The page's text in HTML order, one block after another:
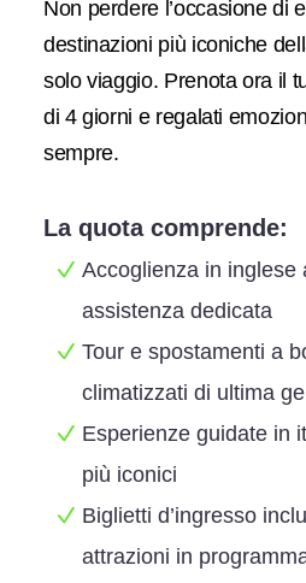
Non perdere l’occasione di
destinazioni più iconiche
solo viaggio. Prenota ora il
di 4 giorni e regalati
sempre.
La quota comprende:
Accoglienza in inglese
assistenza dedicata
Tour e spostamenti a
climatizzati di ultima
Esperienze guidate in
più iconici
Biglietti d’ingresso
attrazioni in